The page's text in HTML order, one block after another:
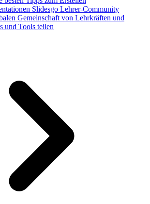
Slidesgo Lehrer-Community
Gemeinschaft von Lehrkräften und
und Tools teilen